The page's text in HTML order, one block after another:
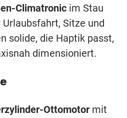
Climatronic im Stau
Sitze und
solide, die Haptik passt,
dimensioniert.
Ottomotor mit